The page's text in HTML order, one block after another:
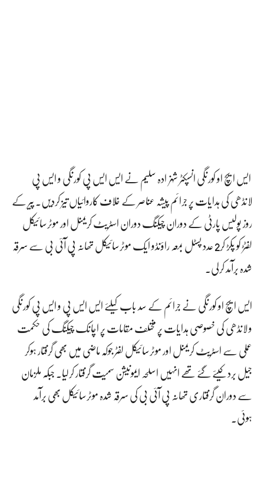
ایس ایچ او کورنگی انسپکٹر شہزادہ سلیم نے ایس ایس پی کورنگی و ایس پی
لانڈھی کی ہدایات پر جرائم پیشہ عناصر کے خلاف کاروائیاں تیز کردیں۔ پیر کے
روز پولیس پارٹی کے دوران چیکنگ دوران اسٹریٹ کریمنل اور موٹرسائیکل
لفٹڑ کو پکڑ کر2 عدد پسٹل بمعہ راؤنڈو ایک موٹرسائیکل تھانہ پی آئی بی سے سرقہ
شدہ برآمد کرلی۔
ایس ایچ او کورنگی نے جرائم کے سد باب کیلئے ایس ایس پی و ایس پی کورنگی
و لانڈھی کی خصوصی ہدایات پر مختلف مقامات پر اچانک چیکنگ کی حکمت
عملی سے اسٹریٹ کریمنل اور موٹرسائیکل لفٹر جوکہ ماضی میں بھی گرفتار ہوکر
جیل برد کیئے گئے تھے انہیں اسلحہ ایمونیشن سمیت گرفتار کرلیا۔ جبکہ ملزمان
سے دوران گرفتاری تھانہ پی آئی بی کی سرقہ شدہ موٹرسائیکل بھی برآمد
ہوئی۔